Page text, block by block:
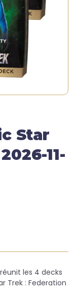
Star
11-
les 4 decks
Trek : Federation